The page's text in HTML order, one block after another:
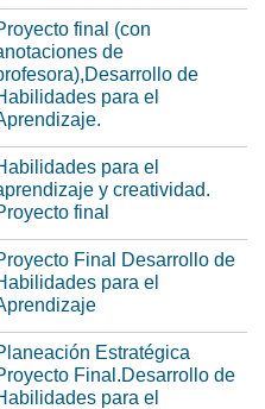
final (con
de
de
para el
para el
y creatividad.
final
Final Desarrollo de
para el
Estratégica
Final.Desarrollo de
para el